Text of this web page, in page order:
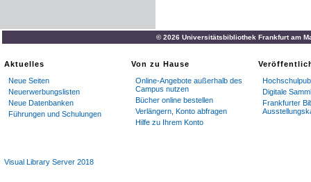
© 2026 Universitätsbibliothek Frankfurt am
Aktuelles
Neue Seiten
Neuerwerbungslisten
Neue Datenbanken
Führungen und Schulungen
Von zu Hause
Online-Angebote außerhalb des
Campus nutzen
Bücher online bestellen
Verlängern, Konto abfragen
Hilfe zu Ihrem Konto
Digitale
Frankfurter
Visual Library Server 2018